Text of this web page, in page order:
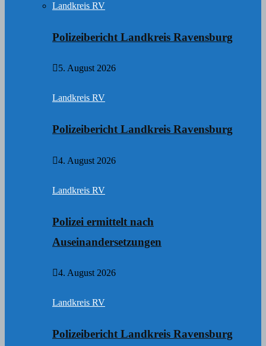
Landkreis RV
Polizeibericht Landkreis Ravensburg
5. August 2026
Landkreis RV
Polizeibericht Landkreis Ravensburg
4. August 2026
Landkreis RV
Polizei ermittelt nach
Auseinandersetzungen
4. August 2026
Landkreis RV
Polizeibericht Landkreis Ravensburg